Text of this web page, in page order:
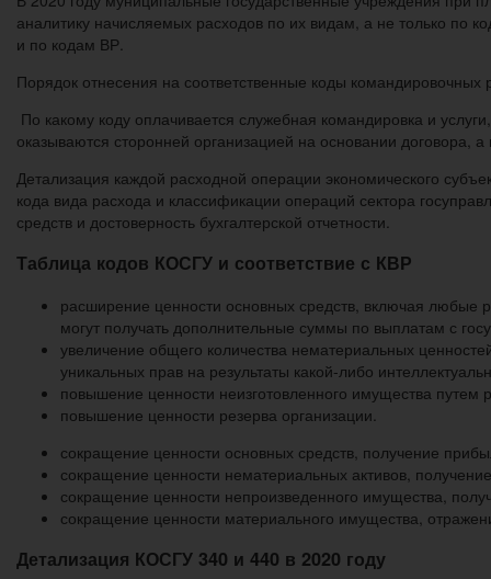
аналитику начисляемых расходов по их видам, а не только по
и по кодам ВР.
Порядок отнесения на соответственные коды командировочных
По какому коду оплачивается служебная командировка и
оказываются сторонней организацией на основании
Детализация каждой расходной операции экономического
кода вида расхода и классификации операций сектора
средств и достоверность бухгалтерской отчетности.
Таблица кодов КОСГУ и соответствие с КВР
расширение ценности основных средств, включая любые
могут получать дополнительные суммы по выплатам с
увеличение общего количества нематериальных
уникальных прав на результаты какой-либо
повышение ценности неизготовленного имущества путем
повышение ценности резерва организации.
сокращение ценности основных средств, получение
сокращение ценности нематериальных активов,
сокращение ценности непроизведенного имущества,
сокращение ценности материального имущества,
Детализация КОСГУ 340 и 440 в 2020 году